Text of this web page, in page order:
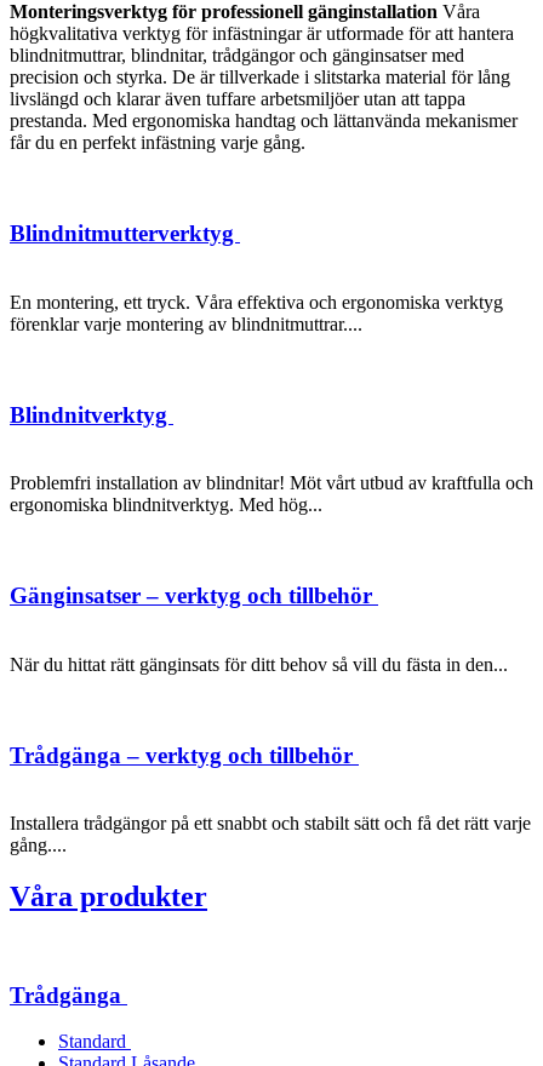
Monteringsverktyg för professionell gänginstallation Våra
högkvalitativa verktyg för infästningar är utformade för att hantera
blindnitmuttrar, blindnitar, trådgängor och gänginsatser med
precision och styrka. De är tillverkade i slitstarka material för lång
livslängd och klarar även tuffare arbetsmiljöer utan att tappa
prestanda. Med ergonomiska handtag och lättanvända mekanismer
får du en perfekt infästning varje gång.
Blindnitmutterverktyg
En montering, ett tryck. Våra effektiva och ergonomiska verktyg
förenklar varje montering av blindnitmuttrar....
Blindnitverktyg
Problemfri installation av blindnitar! Möt vårt utbud av kraftfulla och
ergonomiska blindnitverktyg. Med hög...
Gänginsatser – verktyg och tillbehör
När du hittat rätt gänginsats för ditt behov så vill du fästa in den...
Trådgänga – verktyg och tillbehör
Installera trådgängor på ett snabbt och stabilt sätt och få det rätt varje
gång....
Våra produkter
Trådgänga
Standard